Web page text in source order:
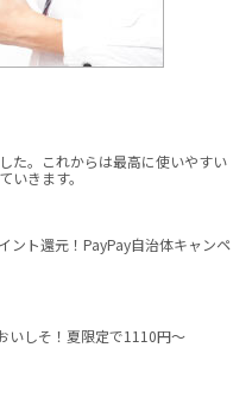
た。これからは最高に使いやすい
いきます。
ント還元！PayPay自治体キャンペ
いしそ！夏限定で1110円～